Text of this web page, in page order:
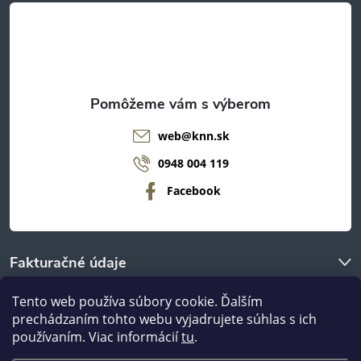
Tento web používa súbory cookie. Ďalším
prechádzaním tohto webu vyjadrujete súhlas s ich
používaním. Viac informáciítu.
t
Fakturačné údaje
O nákupe
web@knn.sk
0948 004 119
Facebook